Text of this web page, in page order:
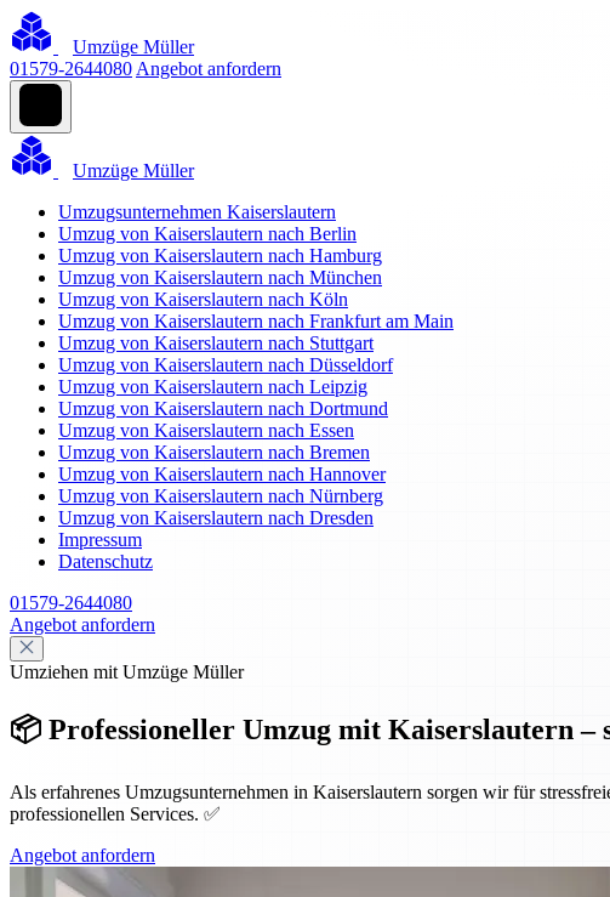
Umzüge Müller
01579-2644080 Angebot anfordern
Umzüge Müller
Umzugsunternehmen Kaiserslautern
Umzug von Kaiserslautern nach Berlin
Umzug von Kaiserslautern nach Hamburg
Umzug von Kaiserslautern nach München
Umzug von Kaiserslautern nach Köln
Umzug von Kaiserslautern nach Frankfurt am Main
Umzug von Kaiserslautern nach Stuttgart
Umzug von Kaiserslautern nach Düsseldorf
Umzug von Kaiserslautern nach Leipzig
Umzug von Kaiserslautern nach Dortmund
Umzug von Kaiserslautern nach Essen
Umzug von Kaiserslautern nach Bremen
Umzug von Kaiserslautern nach Hannover
Umzug von Kaiserslautern nach Nürnberg
Umzug von Kaiserslautern nach Dresden
Impressum
Datenschutz
01579-2644080
Angebot anfordern
Umziehen mit Umzüge Müller
📦 Professioneller Umzug mit Kaiserslautern –
Als erfahrenes Umzugsunternehmen in Kaiserslautern sorgen wir für
professionellen Services. ✅
Angebot anfordern